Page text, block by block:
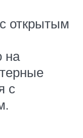
открытым
на
с